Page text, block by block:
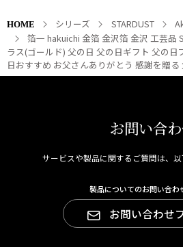
HOME シリーズ STARDUST
箔一 hakuichi 金箔 金沢箔 金沢 工芸
ラス(ゴールド) 父の日 父の日ギフト 父の日
日おすすめ お父さんありがとう 感謝を贈
お問い合
サービスや製品に関するご質問は、
製品についてのお問い合わ
お問い合わせ